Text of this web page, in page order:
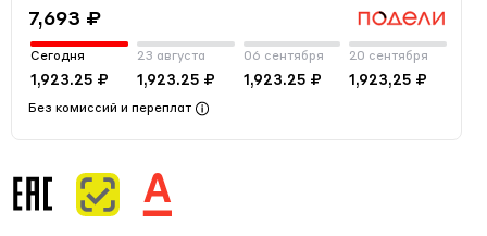
7,693 ₽
Сегодня
1,923.25 ₽
23 августа
1,923.25 ₽
06 сентября
1,923.25 ₽
20 сентября
1,923,25 ₽
Без комиссий и переплат